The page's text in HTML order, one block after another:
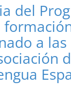
del
a las